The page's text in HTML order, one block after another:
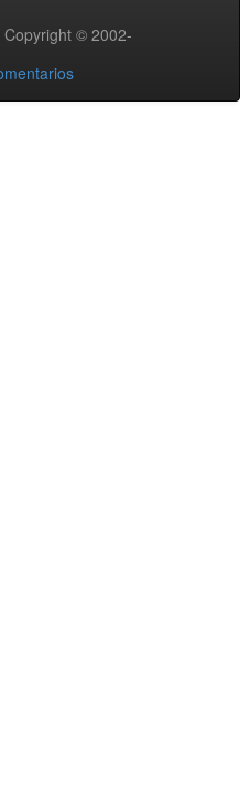
Copyright © 2002-